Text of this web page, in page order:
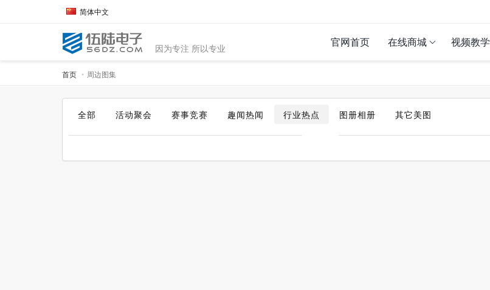
简体中文
因为专注 所以专业 官网首页 在线商城 视频教学
首页 周边图集
全部 活动聚会 赛事竞赛 趣闻热闻 行业热点 图册相册 其它美图